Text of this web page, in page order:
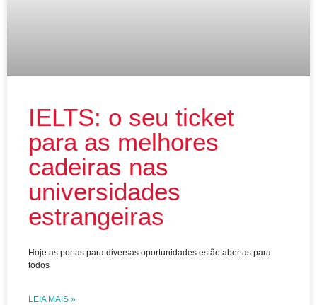
IELTS: o seu ticket
para as melhores
cadeiras nas
universidades
estrangeiras
Hoje as portas para diversas oportunidades estão abertas para
todos
LEIA MAIS »